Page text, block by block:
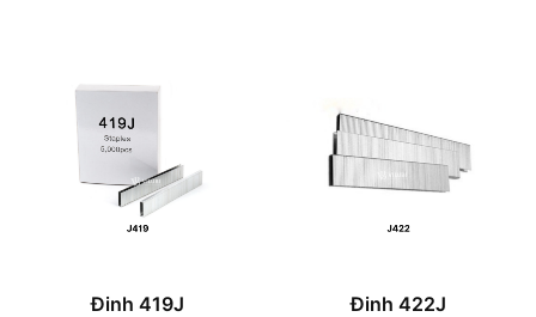
Đinh 419J Đinh 422J